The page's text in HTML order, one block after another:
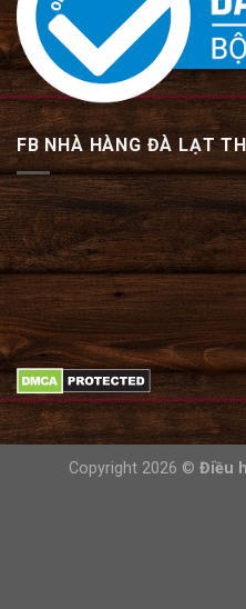
FB NHÀ HÀNG ĐÀ LẠT
Copyright 2026 © Điều